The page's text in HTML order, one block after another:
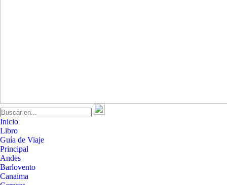
Inicio
Libro
Guía de Viaje
Principal
Andes
Barlovento
Canaima